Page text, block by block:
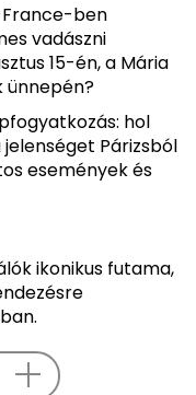
ben
vadászni
15-én, a Mária
hol
Párizsból
események és
ikonikus futama,